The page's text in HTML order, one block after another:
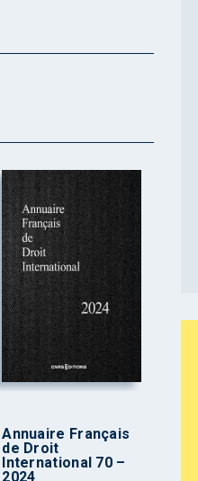
Annuaire Français
de Droit
International 70 –
2024